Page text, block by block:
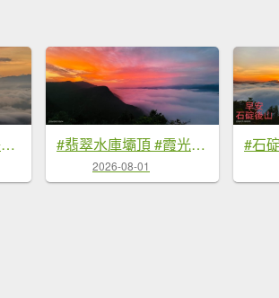
#石碇後山 #月亮 #曙光 #反燒 #日出 #雲海 8/3 #翡翠水庫壩頂 #霞光 #火燒雲 #日出 #雲海 #山羌 8/1&5&6
2026-08-01